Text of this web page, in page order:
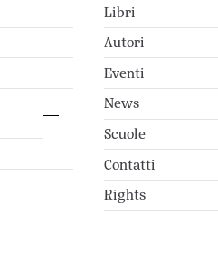
Libri
Autori
Eventi
News
Scuole
Contatti
Rights